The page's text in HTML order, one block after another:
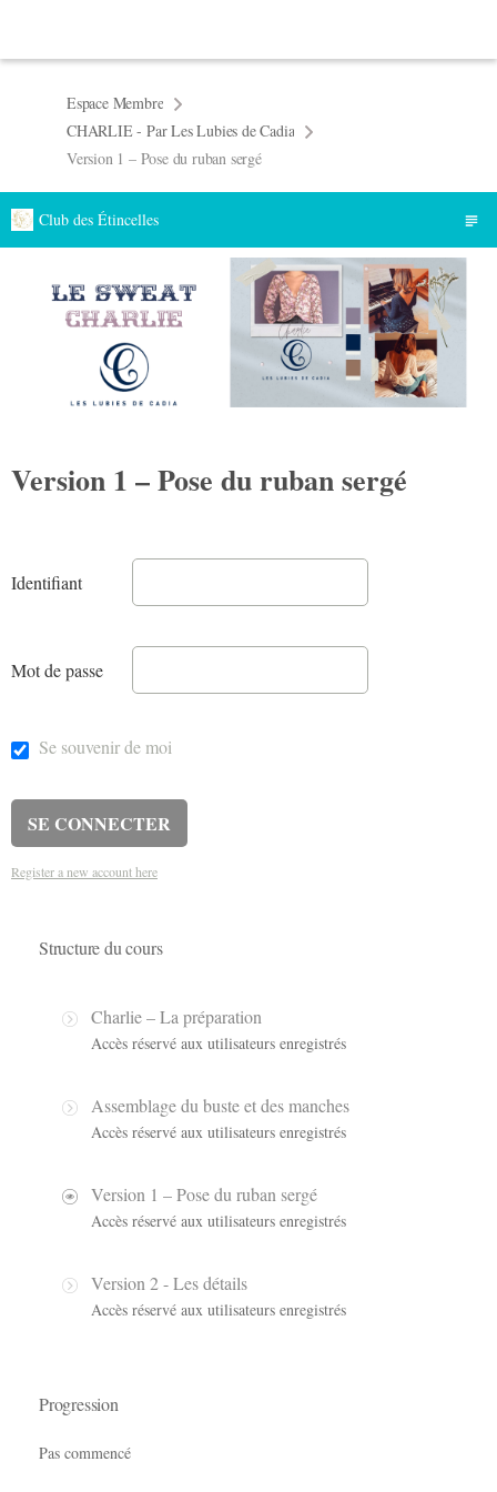
Espace Membre
CHARLIE - Par Les Lubies de Cadia
Version 1 – Pose du ruban sergé
Club des Étincelles
Version 1 – Pose du ruban sergé
Identifiant
Mot de passe
Se souvenir de moi
Register a new account here
Structure du cours
Charlie – La préparation
Accès réservé aux utilisateurs enregistrés
Assemblage du buste et des manches
Accès réservé aux utilisateurs enregistrés
Version 1 – Pose du ruban sergé
Accès réservé aux utilisateurs enregistrés
Version 2 - Les détails
Accès réservé aux utilisateurs enregistrés
Progression
Pas commencé